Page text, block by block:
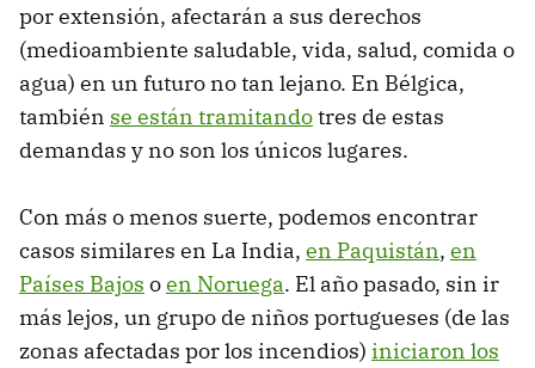
por extensión, afectarán a sus derechos
(medioambiente saludable, vida, salud, comida o
agua) en un futuro no tan lejano. En Bélgica,
también se están tramitandotres de estas
demandas y no son los únicos lugares.
Con más o menos suerte, podemos encontrar
casos similares en La India, en Paquistán, en
Países Bajos oen Noruega. El año pasado, sin ir
más lejos, un grupo de niños portugueses (de las
zonas afectadas por los incendios) iniciaron los